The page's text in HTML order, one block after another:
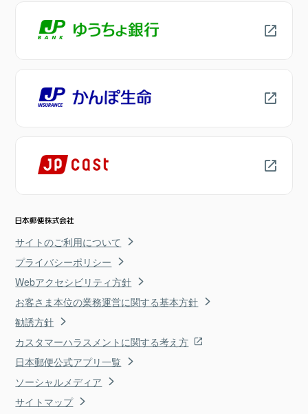
サイトのご利用について
プライバシーポリシー
Webアクセシビリティ方針
お客さま本位の業務運営に関する基本方針
勧誘方針
カスタマーハラスメントに関する考え方
日本郵便公式アプリ一覧
ソーシャルメディア
サイトマップ